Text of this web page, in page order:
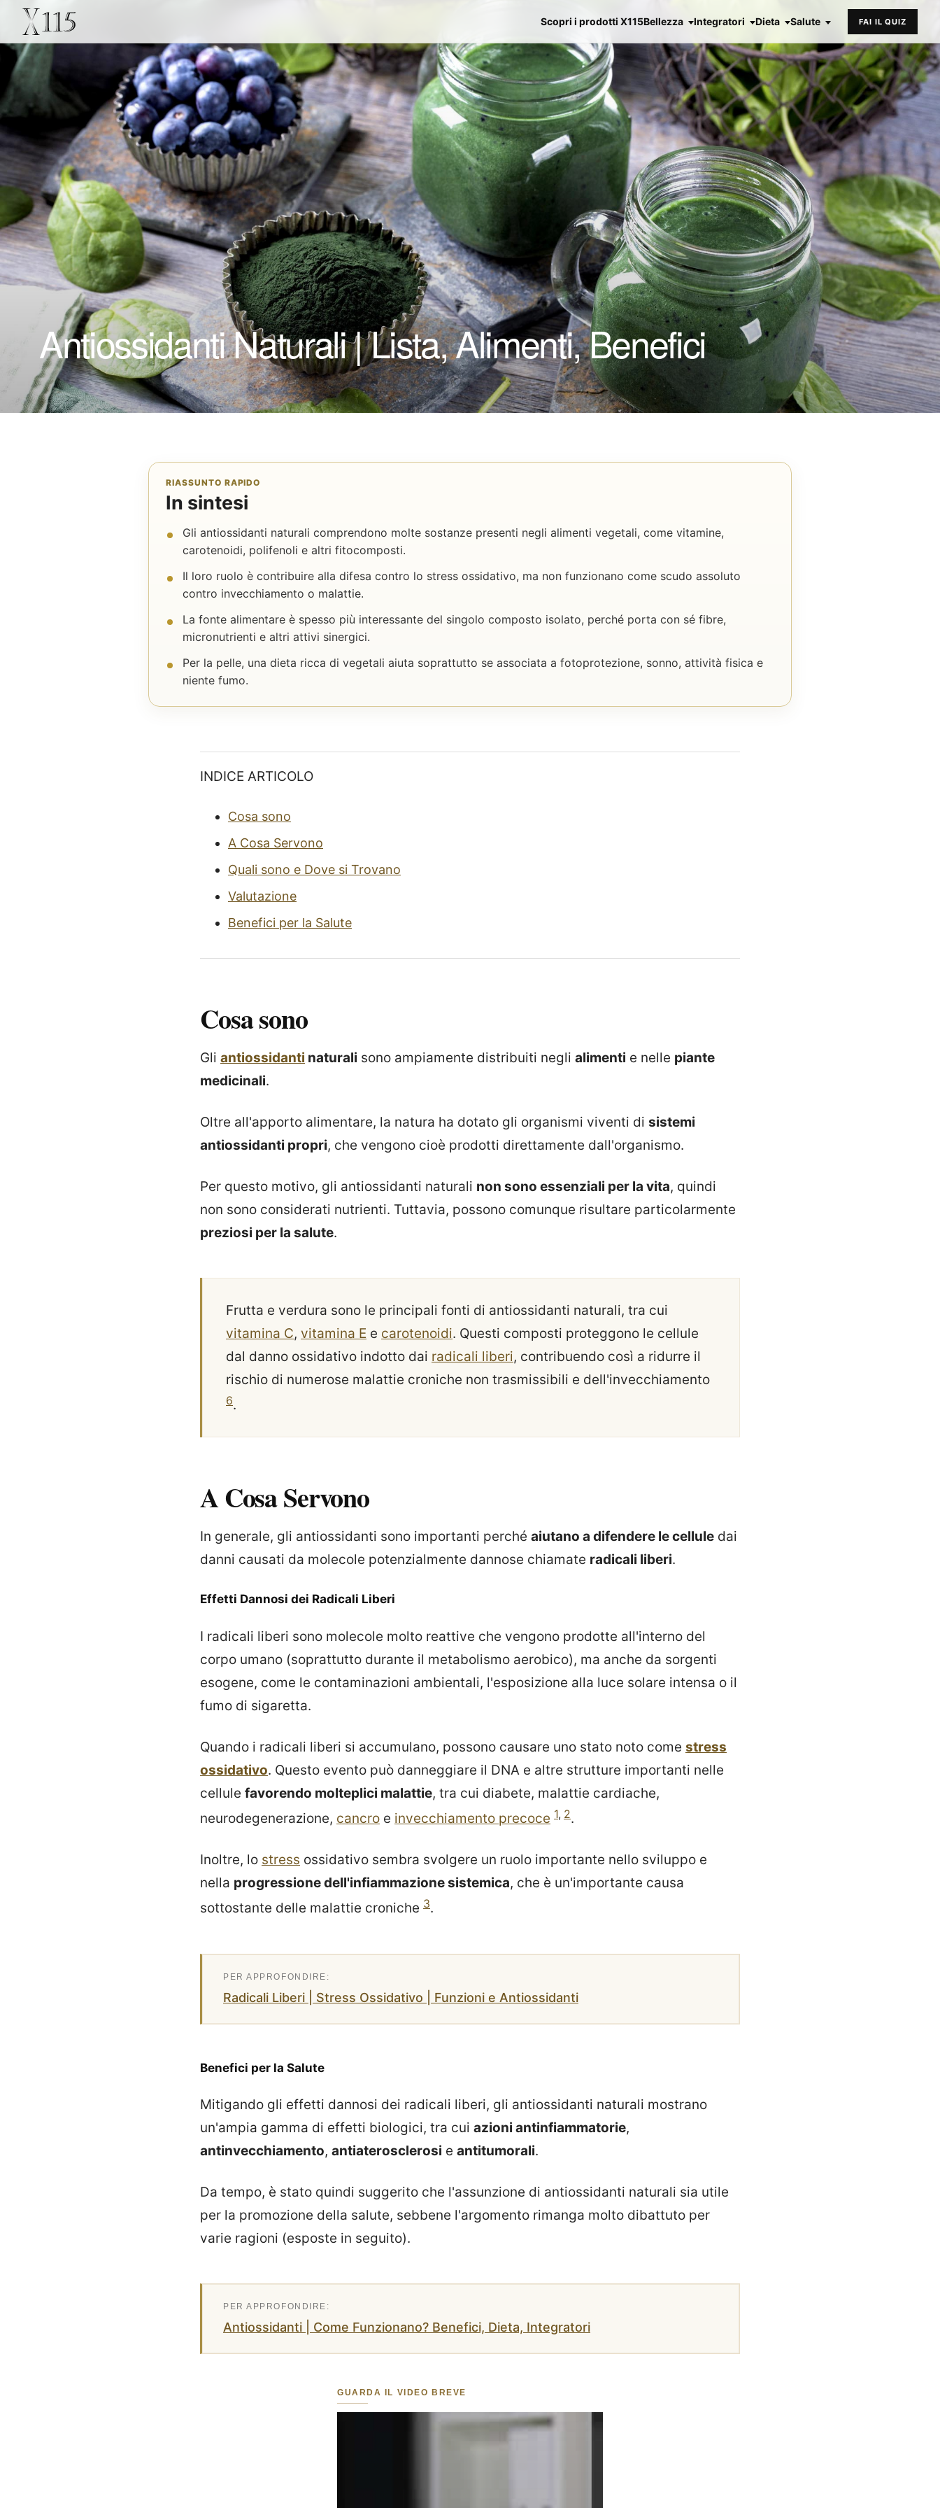
Scopri i prodotti X115Bellezza Integratori Dieta Salute FAI IL QUIZ
Antiossidanti Naturali | Lista, Alimenti, Benefici
RIASSUNTO RAPIDO
In sintesi
Gli antiossidanti naturali comprendono molte sostanze presenti negli alimenti vegetali, come vitamine,
carotenoidi, polifenoli e altri fitocomposti.
Il loro ruolo è contribuire alla difesa contro lo stress ossidativo, ma non funzionano come scudo assoluto
contro invecchiamento o malattie.
La fonte alimentare è spesso più interessante del singolo composto isolato, perché porta con sé fibre,
micronutrienti e altri attivi sinergici.
Per la pelle, una dieta ricca di vegetali aiuta soprattutto se associata a fotoprotezione, sonno, attività fisica e
niente fumo.
INDICE ARTICOLO
Cosa sono
A Cosa Servono
Quali sono e Dove si Trovano
Valutazione
Benefici per la Salute
Cosa sono
Gli antiossidanti naturali sono ampiamente distribuiti negli alimenti e nelle piante
medicinali.
Oltre all'apporto alimentare, la natura ha dotato gli organismi viventi di sistemi
antiossidanti propri, che vengono cioè prodotti direttamente dall'organismo.
Per questo motivo, gli antiossidanti naturali non sono essenziali per la vita, quindi
non sono considerati nutrienti. Tuttavia, possono comunque risultare particolarmente
preziosi per la salute.
Frutta e verdura sono le principali fonti di antiossidanti naturali, tra cui
vitamina C, vitamina E e carotenoidi. Questi composti proteggono le cellule
dal danno ossidativo indotto dai radicali liberi, contribuendo così a ridurre il
rischio di numerose malattie croniche non trasmissibili e dell'invecchiamento
6.
A Cosa Servono
In generale, gli antiossidanti sono importanti perché aiutano a difendere le cellule dai
danni causati da molecole potenzialmente dannose chiamate radicali liberi.
Effetti Dannosi dei Radicali Liberi
I radicali liberi sono molecole molto reattive che vengono prodotte all'interno del
corpo umano (soprattutto durante il metabolismo aerobico), ma anche da sorgenti
esogene, come le contaminazioni ambientali, l'esposizione alla luce solare intensa o il
fumo di sigaretta.
Quando i radicali liberi si accumulano, possono causare uno stato noto come stress
ossidativo. Questo evento può danneggiare il DNA e altre strutture importanti nelle
cellule favorendo molteplici malattie, tra cui diabete, malattie cardiache,
neurodegenerazione, cancro e invecchiamento precoce 1, 2.
Inoltre, lo stress ossidativo sembra svolgere un ruolo importante nello sviluppo e
nella progressione dell'infiammazione sistemica, che è un'importante causa
sottostante delle malattie croniche 3.
Radicali Liberi | Stress Ossidativo | Funzioni e Antiossidanti
Benefici per la Salute
Mitigando gli effetti dannosi dei radicali liberi, gli antiossidanti naturali mostrano
un'ampia gamma di effetti biologici, tra cui azioni antinfiammatorie,
antinvecchiamento, antiaterosclerosi e antitumorali.
Da tempo, è stato quindi suggerito che l'assunzione di antiossidanti naturali sia utile
per la promozione della salute, sebbene l'argomento rimanga molto dibattuto per
varie ragioni (esposte in seguito).
Antiossidanti | Come Funzionano? Benefici, Dieta, Integratori
GUARDA IL VIDEO BREVE